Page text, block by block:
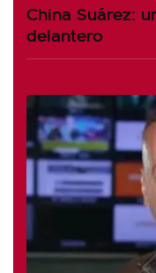
China Suárez:
delantero